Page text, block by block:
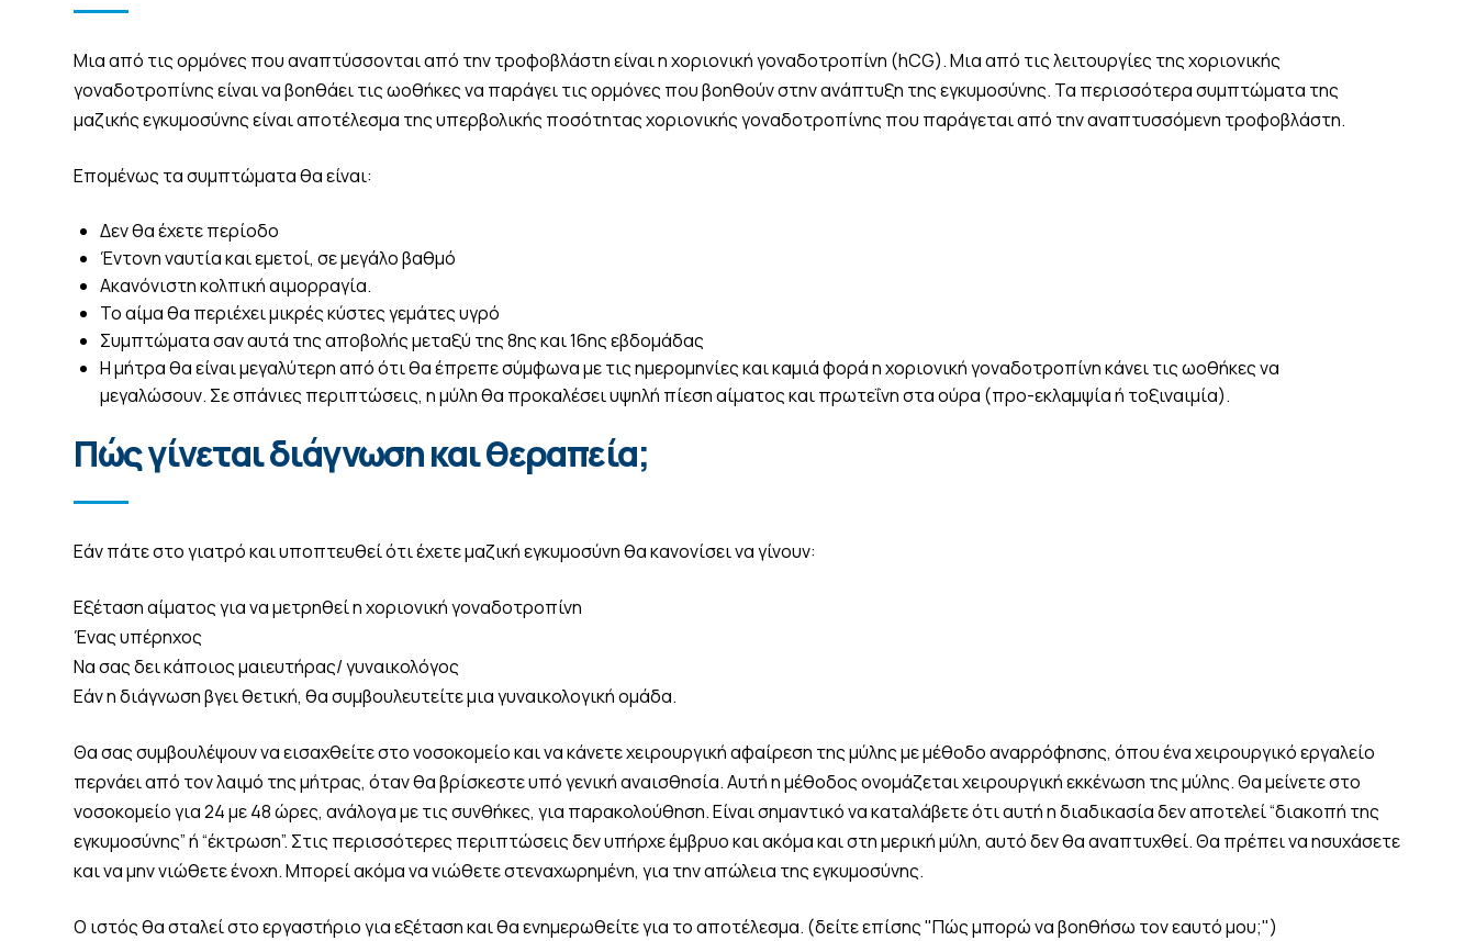
Μια από τις ορμόνες που αναπτύσσονται από την τροφοβλάστη είναι η χοριονική γοναδοτροπίνη (hCG). Μια από τις λειτουργίες της χοριονικής
γοναδοτροπίνης είναι να βοηθάει τις ωοθήκες να παράγει τις ορμόνες που βοηθούν στην ανάπτυξη της εγκυμοσύνης. Τα περισσότερα συμπτώματα της
μαζικής εγκυμοσύνης είναι αποτέλεσμα της υπερβολικής ποσότητας χοριονικής γοναδοτροπίνης που παράγεται από την αναπτυσσόμενη τροφοβλάστη.
Επομένως τα συμπτώματα θα είναι:
Δεν θα έχετε περίοδο
Έντονη ναυτία και εμετοί, σε μεγάλο βαθμό
Ακανόνιστη κολπική αιμορραγία.
Το αίμα θα περιέχει μικρές κύστες γεμάτες υγρό
Συμπτώματα σαν αυτά της αποβολής μεταξύ της 8ης και 16ης εβδομάδας
Η μήτρα θα είναι μεγαλύτερη από ότι θα έπρεπε σύμφωνα με τις ημερομηνίες και καμιά φορά η χοριονική γοναδοτροπίνη κάνει τις ωοθήκες να
μεγαλώσουν. Σε σπάνιες περιπτώσεις, η μύλη θα προκαλέσει υψηλή πίεση αίματος και πρωτεΐνη στα ούρα (προ-εκλαμψία ή τοξιναιμία).
Πώς γίνεται διάγνωση και θεραπεία;
Εάν πάτε στο γιατρό και υποπτευθεί ότι έχετε μαζική εγκυμοσύνη θα κανονίσει να γίνουν:
Εξέταση αίματος για να μετρηθεί η χοριονική γοναδοτροπίνη
Ένας υπέρηχος
Να σας δει κάποιος μαιευτήρας/ γυναικολόγος
Εάν η διάγνωση βγει θετική, θα συμβουλευτείτε μια γυναικολογική ομάδα.
Θα σας συμβουλέψουν να εισαχθείτε στο νοσοκομείο και να κάνετε χειρουργική αφαίρεση της μύλης με μέθοδο αναρρόφησης, όπου ένα χειρουργικό εργαλείο
περνάει από τον λαιμό της μήτρας, όταν θα βρίσκεστε υπό γενική αναισθησία. Αυτή η μέθοδος ονομάζεται χειρουργική εκκένωση της μύλης. Θα μείνετε στο
νοσοκομείο για 24 με 48 ώρες, ανάλογα με τις συνθήκες, για παρακολούθηση. Είναι σημαντικό να καταλάβετε ότι αυτή η διαδικασία δεν αποτελεί “διακοπή της
εγκυμοσύνης” ή “έκτρωση”. Στις περισσότερες περιπτώσεις δεν υπήρχε έμβρυο και ακόμα και στη μερική μύλη, αυτό δεν θα αναπτυχθεί. Θα πρέπει να ησυχάσετε
και να μην νιώθετε ένοχη. Μπορεί ακόμα να νιώθετε στεναχωρημένη, για την απώλεια της εγκυμοσύνης.
Ο ιστός θα σταλεί στο εργαστήριο για εξέταση και θα ενημερωθείτε για το αποτέλεσμα. (δείτε επίσης "Πώς μπορώ να βοηθήσω τον εαυτό μου;")